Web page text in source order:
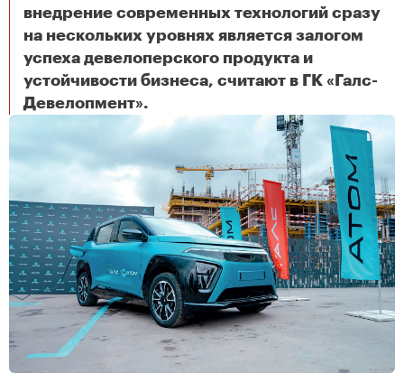
внедрение современных технологий сразу
на нескольких уровнях является залогом
успеха девелоперского продукта и
устойчивости бизнеса, считают в ГК «Галс-
Девелопмент».